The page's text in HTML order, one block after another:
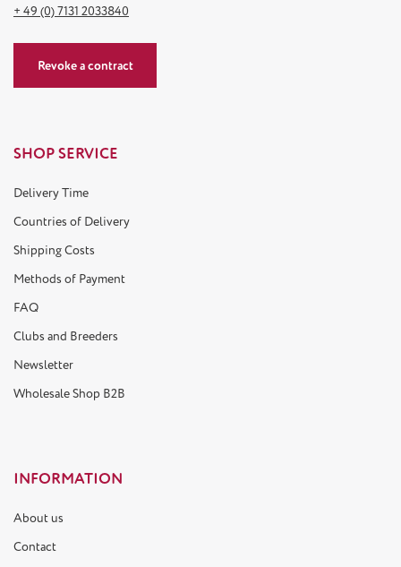
+ 49 (0) 7131 2033840
Revoke a contract
SHOP SERVICE
Delivery Time
Countries of Delivery
Shipping Costs
Methods of Payment
FAQ
Clubs and Breeders
Newsletter
Wholesale Shop B2B
INFORMATION
About us
Contact